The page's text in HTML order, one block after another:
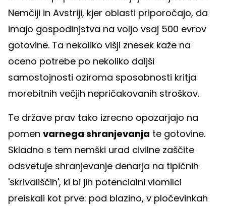
Nemčiji in Avstriji, kjer oblasti priporočajo, da
imajo gospodinjstva na voljo vsaj 500 evrov
gotovine. Ta nekoliko višji znesek kaže na
oceno potrebe po nekoliko daljši
samostojnosti oziroma sposobnosti kritja
morebitnih večjih nepričakovanih stroškov.
Te države prav tako izrecno opozarjajo na
pomen varnega shranjevanja te gotovine.
Skladno s tem nemški urad civilne zaščite
odsvetuje shranjevanje denarja na tipičnih
'skrivališčih', ki bi jih potencialni vlomilci
preiskali kot prve: pod blazino, v pločevinkah